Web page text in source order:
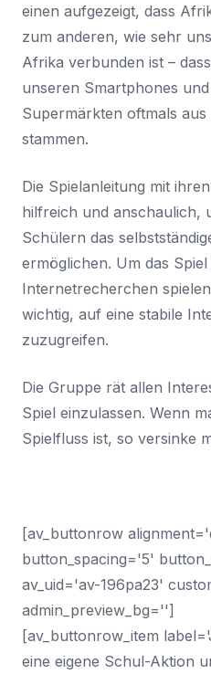
einen aufgezeigt, dass
zum anderen, wie sehr
Afrika verbunden ist –
unseren Smartphones
Supermärkten oftmals
stammen.
Die Spielanleitung mit
hilfreich und anschaulich,
Schülern das
ermöglichen. Um das
Internetrecherchen
wichtig, auf eine stabile
zuzugreifen.
Die Gruppe rät allen
Spiel einzulassen. Wenn
Spielfluss ist, so versinke
[av_buttonrow
button_spacing='5'
av_uid='av-196pa23'
admin_preview_bg='']
[av_buttonrow_item
eine eigene Schul-Aktion